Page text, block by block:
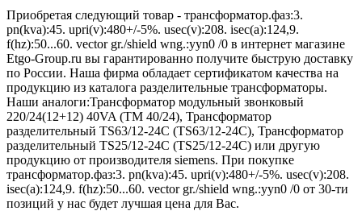
Приобретая следующий товар - трансформатор.фаз:3.
pn(kva):45. upri(v):480+/-5%. usec(v):208. isec(a):124,9.
f(hz):50...60. vector gr./shield wng.:yyn0 /0 в интернет магазине
Etgo-Group.ru вы гарантированно получите быструю доставку
по России. Наша фирма обладает сертификатом качества на
продукцию из каталога разделительные трансформаторы.
Наши аналоги:Трансформатор модульный звонковый
220/24(12+12) 40VA (TM 40/24), Трансформатор
разделительный TS63/12-24C (TS63/12-24C), Трансформатор
разделительный TS25/12-24C (TS25/12-24C) или другую
продукцию от производителя siemens. При покупке
трансформатор.фаз:3. pn(kva):45. upri(v):480+/-5%. usec(v):208.
isec(a):124,9. f(hz):50...60. vector gr./shield wng.:yyn0 /0 от 30-ти
позиций у нас будет лучшая цена для Вас.